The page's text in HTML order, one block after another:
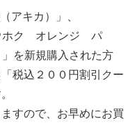
アキカ）」、
ホク オレンジ パ
を新規購入された方
税込２００円割引クー
すので、お早めにお買